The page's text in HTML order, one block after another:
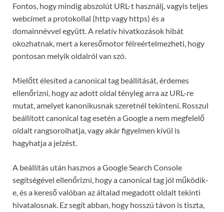
Fontos, hogy mindig abszolút URL-t használj, vagyis teljes
webcímet a protokollal (http vagy https) és a
domainnévvel együtt. A relatív hivatkozások hibát
okozhatnak, mert a keresőmotor félreértelmezheti, hogy
pontosan melyik oldalról van szó.
Mielőtt élesíted a canonical tag beállítását, érdemes
ellenőrizni, hogy az adott oldal tényleg arra az URL-re
mutat, amelyet kanonikusnak szeretnél tekinteni. Rosszul
beállított canonical tag esetén a Google a nem megfelelő
oldalt rangsorolhatja, vagy akár figyelmen kívül is
hagyhatja a jelzést.
A beállítás után hasznos a Google Search Console
segítségével ellenőrizni, hogy a canonical tag jól működik-
e, és a kereső valóban az általad megadott oldalt tekinti
hivatalosnak. Ez segít abban, hogy hosszú távon is tiszta,